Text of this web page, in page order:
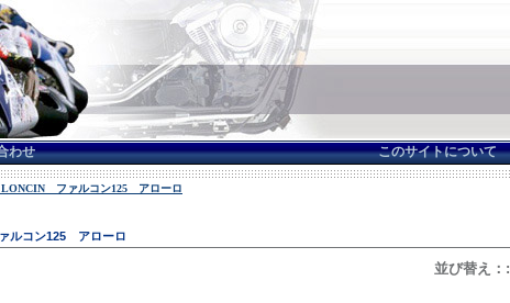
わせ このサイトについて
ファルコン125 アローロ
ルコン125 アローロ
並び替え：: